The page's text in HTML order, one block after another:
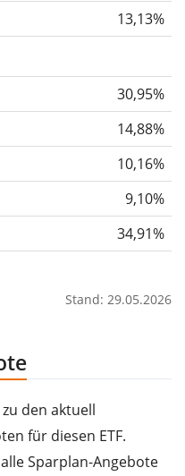
13,13%
30,95%
14,88%
10,16%
9,10%
34,91%
Stand: 29.05.2026
den aktuell
für diesen ETF.
Sparplan-Angebote